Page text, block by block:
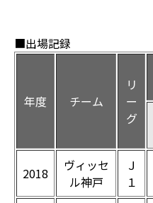
■出場記録
年度 チーム
リ
ー
グ
2018
ヴィッセ
ル神戸
Ｊ
１